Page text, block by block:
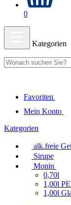
0
Kategorien
Favoriten
Mein Konto
Kategorien
alk.freie
Sirupe
Monin
0,70l
1,00l
1,00l